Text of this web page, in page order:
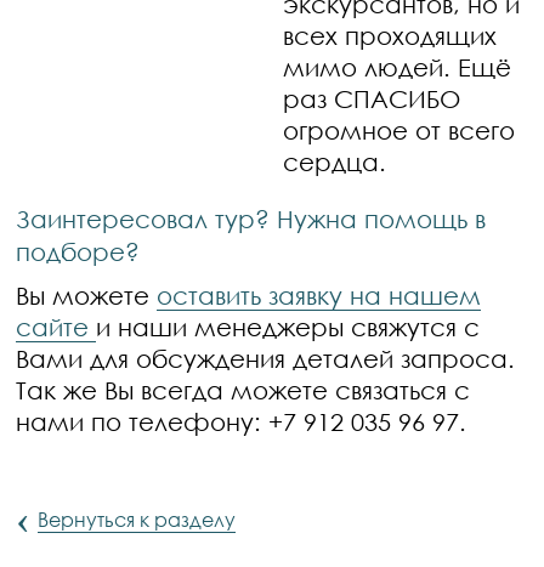
всех проходящих
мимо людей. Ещё
раз СПАСИБО
огромное от всего
сердца.
Заинтересовал тур? Нужна помощь в
подборе?
Вы можете оставить заявку на нашем
сайте и наши менеджеры свяжутся с
Вами для обсуждения деталей запроса.
Так же Вы всегда можете связаться с
нами по телефону: +7 912 035 96 97.
‹ Вернуться к разделу